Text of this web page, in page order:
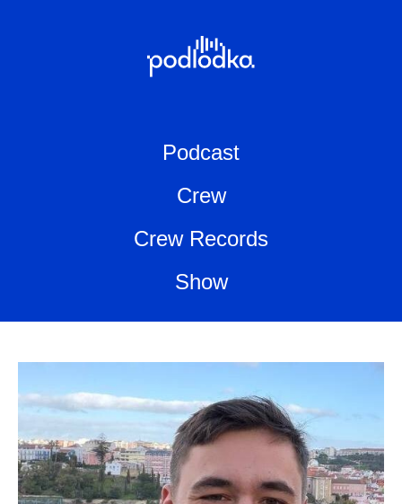
Podcast
Crew
Crew Records
Show